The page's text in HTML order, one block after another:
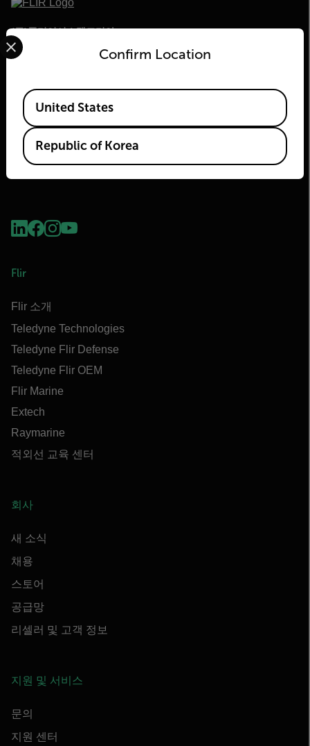
(주)플리어시스템코리아
2026 © Flir All rights reserved.
소프트웨어안내
Flir
Flir 소개
Teledyne Technologies
Teledyne Flir Defense
Teledyne Flir OEM
Flir Marine
Extech
Raymarine
적외선 교육 센터
회사
새 소식
채용
스토어
공급망
리셀러 및 고객 정보
지원 및 서비스
문의
지원 센터
Confirm Location
Select your preferred country and language from the
Available Locations
United States
Republic of Korea